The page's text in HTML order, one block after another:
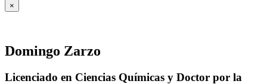
×
Domingo Zarzo
Licenciado en Ciencias Químicas y Doctor por la